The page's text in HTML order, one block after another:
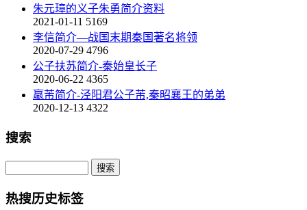
朱元璋的义子朱勇简介资料
2021-01-11 5169
李信简介—战国末期秦国著名将领
2020-07-29 4796
公子扶苏简介-秦始皇长子
2020-06-22 4365
嬴芾简介-泾阳君公子芾,秦昭襄王的弟弟
2020-12-13 4322
搜索
热搜历史标签